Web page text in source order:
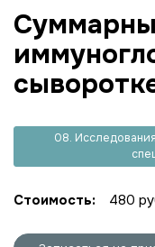
08.
Стоимость: 480